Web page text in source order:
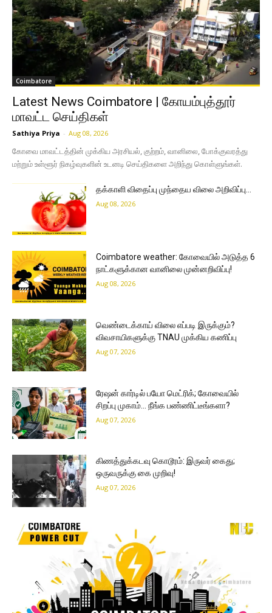
Coimbatore
Latest News Coimbatore | கோயம்புத்தூர்
மாவட்ட செய்திகள்
Sathiya Priya - Aug 08, 2026
கோவை மாவட்டத்தின் முக்கிய அரசியல், குற்றம், வானிலை, போக்குவரத்து
மற்றும் உள்ளூர் நிகழ்வுகளின் உடனடி செய்திகளை அறிந்து கொள்ளுங்கள்.
தக்காளி விதைப்பு முந்தைய விலை அறிவிப்பு…
Aug 08, 2026
Coimbatore weather: கோவையில் அடுத்த 6
நாட்களுக்கான வானிலை முன்னறிவிப்பு!
Aug 08, 2026
வெண்டைக்காய் விலை எப்படி இருக்கும்?
விவசாயிகளுக்கு TNAU முக்கிய கணிப்பு
Aug 07, 2026
ரேஷன் கார்டில் பயோ மெட்ரிக்; கோவையில்
சிறப்பு முகாம்… நீங்க பண்ணிட்டீங்களா?
Aug 07, 2026
கிணத்துக்கடவு கொடூரம்: இருவர் கைது;
ஒருவருக்கு கை முறிவு!
Aug 07, 2026